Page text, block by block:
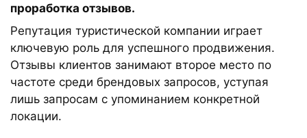
проработка отзывов.
Репутация туристической компании играет
ключевую роль для успешного продвижения.
Отзывы клиентов занимают второе место по
частоте среди брендовых запросов, уступая
лишь запросам с упоминанием конкретной
локации.